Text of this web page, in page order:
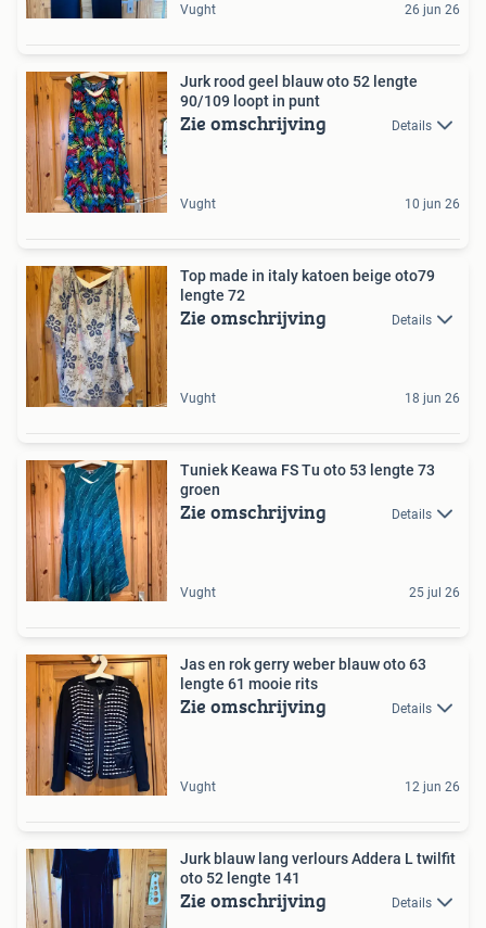
Vught 26 jun 26
Jurk rood geel blauw oto 52 lengte
90/109 loopt in punt
Zie omschrijving Details
Vught 10 jun 26
Top made in italy katoen beige oto79
lengte 72
Zie omschrijving Details
Vught 18 jun 26
Tuniek Keawa FS Tu oto 53 lengte 73
groen
Zie omschrijving Details
Vught 25 jul 26
Jas en rok gerry weber blauw oto 63
lengte 61 mooie rits
Zie omschrijving Details
Vught 12 jun 26
Jurk blauw lang verlours Addera L twilfit
oto 52 lengte 141
Zie omschrijving Details